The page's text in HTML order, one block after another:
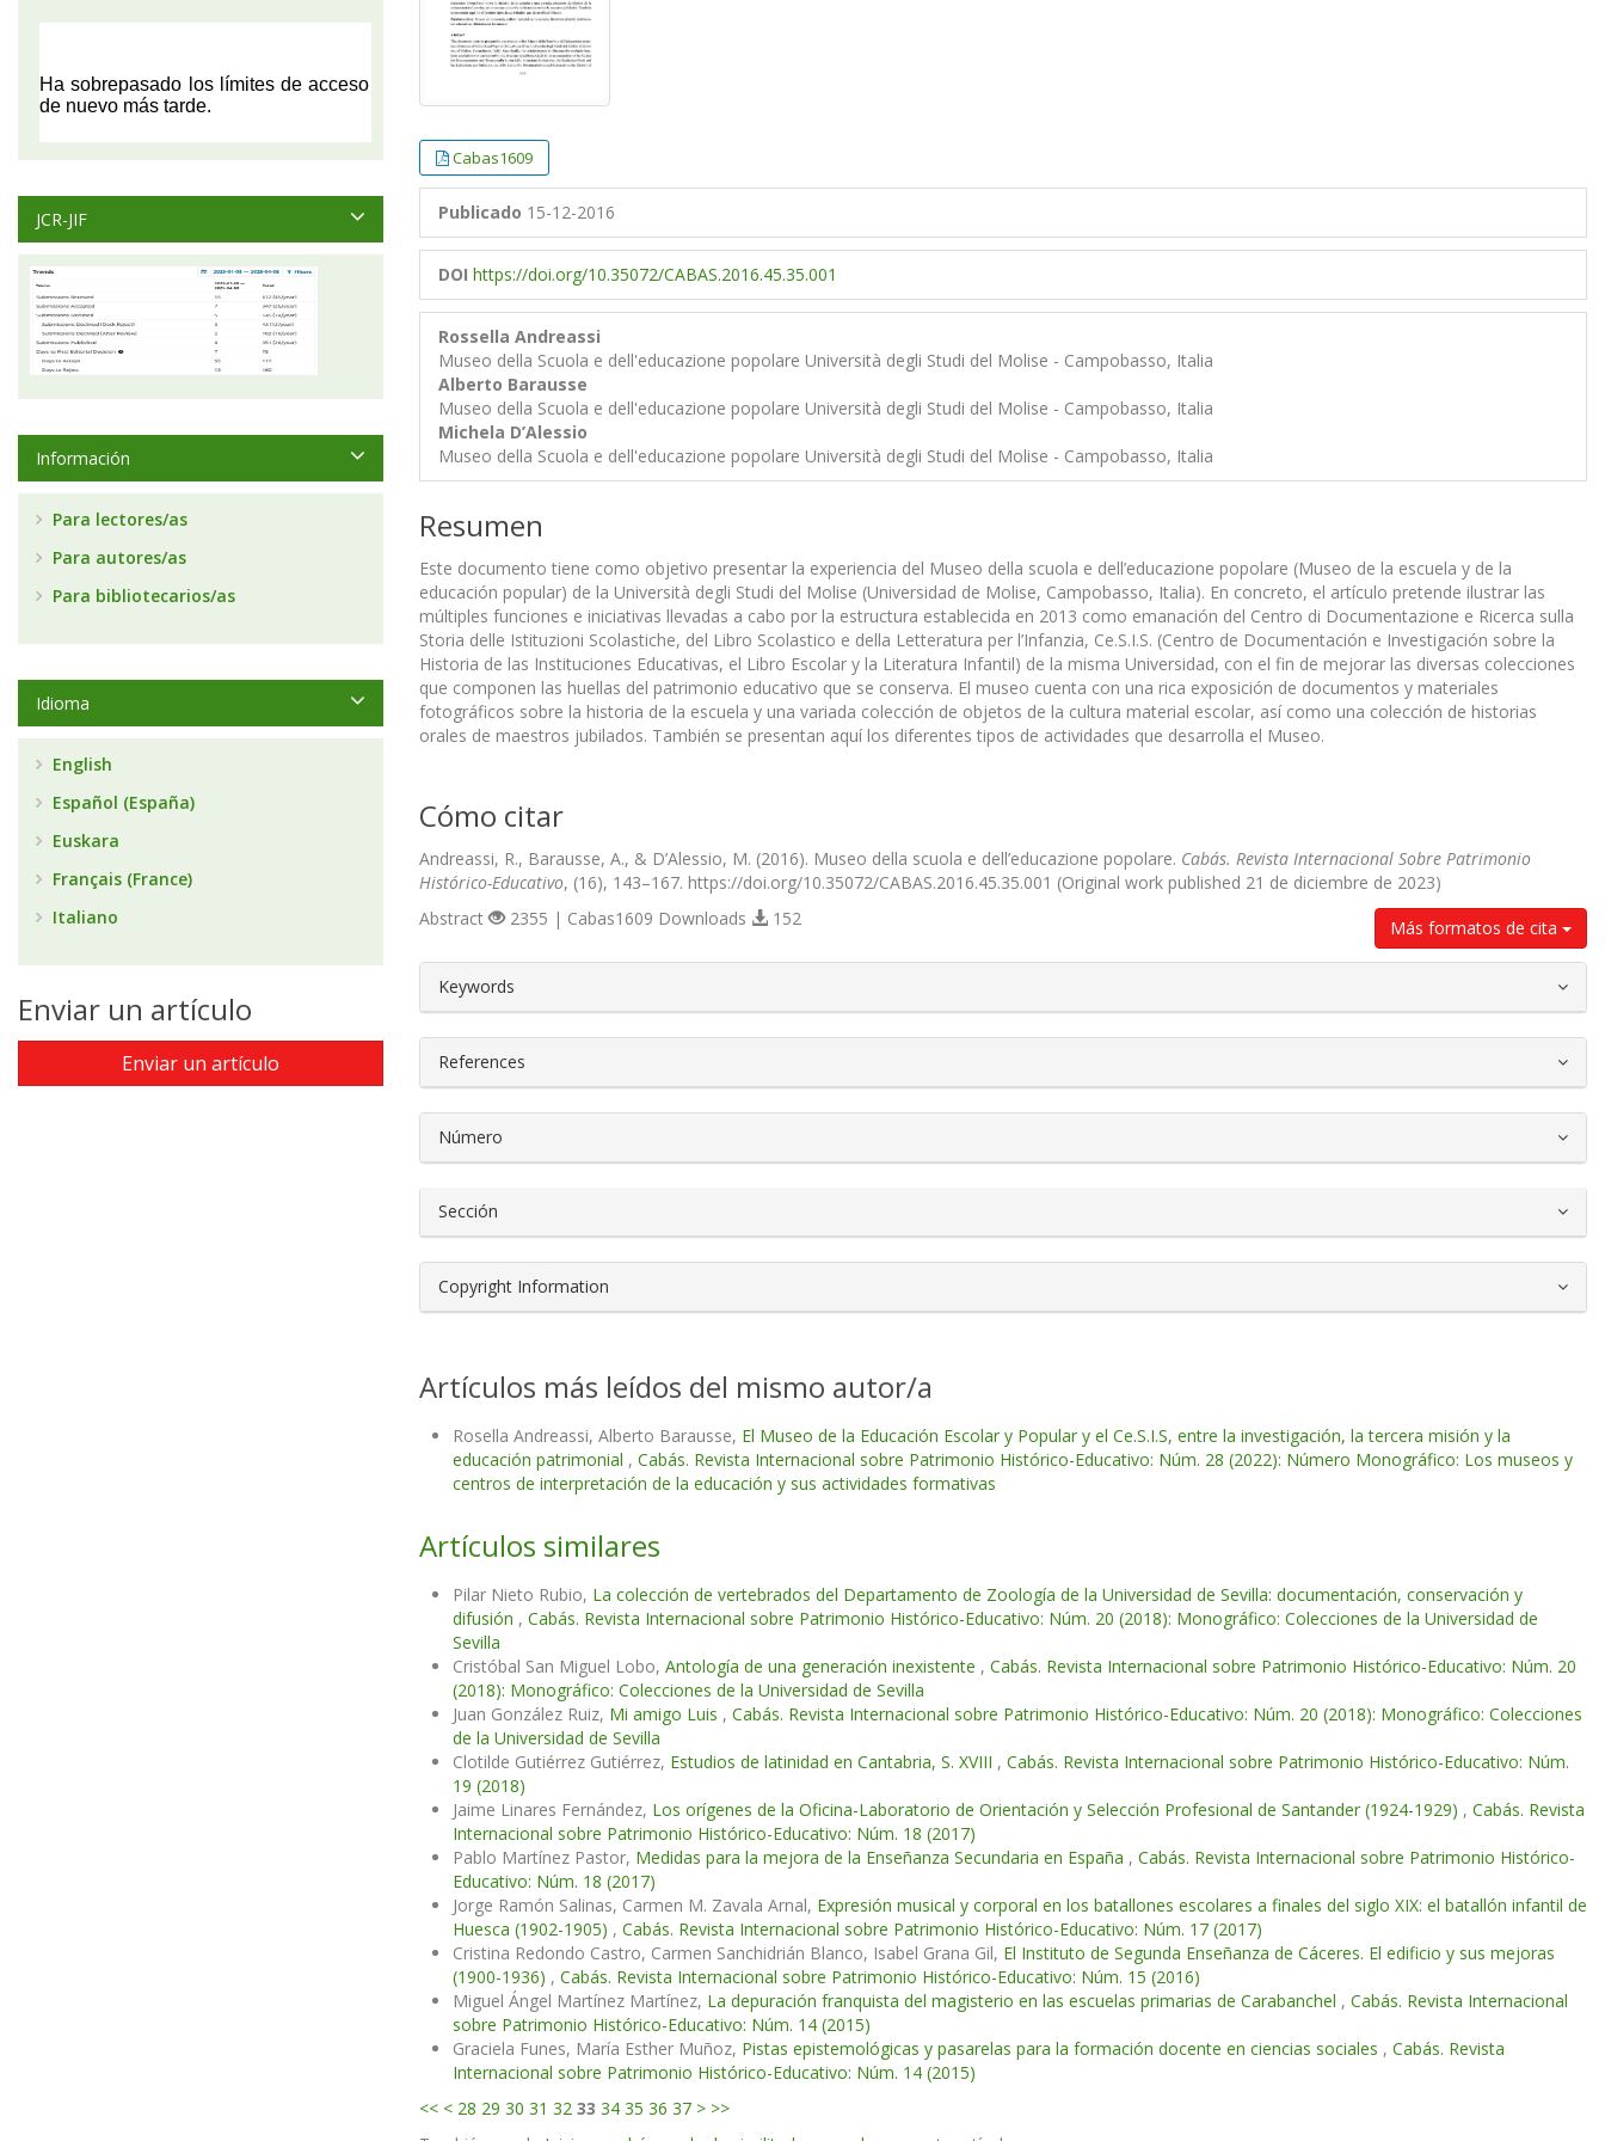
Cabas1609
Publicado 15-12-2016
DOI https://doi.org/10.35072/CABAS.2016.45.35.001
Rossella Andreassi
Museo della Scuola e dell'educazione popolare Università degli Studi del Molise - Campobasso, Italia
Alberto Barausse
Museo della Scuola e dell'educazione popolare Università degli Studi del Molise - Campobasso, Italia
Michela D’Alessio
Museo della Scuola e dell'educazione popolare Università degli Studi del Molise - Campobasso, Italia
Resumen
Este documento tiene como objetivo presentar la experiencia del Museo della scuola e dell’educazione popolare (Museo de la escuela y de la
educación popular) de la Università degli Studi del Molise (Universidad de Molise, Campobasso, Italia). En concreto, el artículo pretende ilustrar las
múltiples funciones e iniciativas llevadas a cabo por la estructura establecida en 2013 como emanación del Centro di Documentazione e Ricerca sulla
Storia delle Istituzioni Scolastiche, del Libro Scolastico e della Letteratura per l’Infanzia, Ce.S.I.S. (Centro de Documentación e Investigación sobre la
Historia de las Instituciones Educativas, el Libro Escolar y la Literatura Infantil) de la misma Universidad, con el fin de mejorar las diversas colecciones
que componen las huellas del patrimonio educativo que se conserva. El museo cuenta con una rica exposición de documentos y materiales
fotográficos sobre la historia de la escuela y una variada colección de objetos de la cultura material escolar, así como una colección de historias
orales de maestros jubilados. También se presentan aquí los diferentes tipos de actividades que desarrolla el Museo.
Cómo citar
Andreassi, R., Barausse, A., & D’Alessio, M. (2016). Museo della scuola e dell’educazione popolare. Cabás. Revista Internacional Sobre Patrimonio
Histórico-Educativo, (16), 143–167. https://doi.org/10.35072/CABAS.2016.45.35.001 (Original work published 21 de diciembre de 2023)
Más formatos de cita
Abstract 2355 | Cabas1609 Downloads 152
##plugins.themes.bootstrap3.article.details##
Keywords
References
Número
Sección
Copyright Information
Artículos más leídos del mismo autor/a
Rosella Andreassi, Alberto Barausse, El Museo de la Educación Escolar y Popular y el Ce.S.I.S, entre la investigación, la tercera misión y la
educación patrimonial , Cabás. Revista Internacional sobre Patrimonio Histórico-Educativo: Núm. 28 (2022): Número Monográfico: Los museos y
centros de interpretación de la educación y sus actividades formativas
Artículos similares
Pilar Nieto Rubio, La colección de vertebrados del Departamento de Zoología de la Universidad de Sevilla: documentación, conservación y
difusión , Cabás. Revista Internacional sobre Patrimonio Histórico-Educativo: Núm. 20 (2018): Monográfico: Colecciones de la Universidad de
Sevilla
Cristóbal San Miguel Lobo, Antología de una generación inexistente , Cabás. Revista Internacional sobre Patrimonio Histórico-Educativo: Núm. 20
(2018): Monográfico: Colecciones de la Universidad de Sevilla
Juan González Ruiz, Mi amigo Luis , Cabás. Revista Internacional sobre Patrimonio Histórico-Educativo: Núm. 20 (2018): Monográfico: Colecciones
de la Universidad de Sevilla
Clotilde Gutiérrez Gutiérrez, Estudios de latinidad en Cantabria, S. XVIII , Cabás. Revista Internacional sobre Patrimonio Histórico-Educativo: Núm.
19 (2018)
Jaime Linares Fernández, Los orígenes de la Oficina-Laboratorio de Orientación y Selección Profesional de Santander (1924-1929) , Cabás. Revista
Internacional sobre Patrimonio Histórico-Educativo: Núm. 18 (2017)
Pablo Martínez Pastor, Medidas para la mejora de la Enseñanza Secundaria en España , Cabás. Revista Internacional sobre Patrimonio Histórico-
Educativo: Núm. 18 (2017)
Jorge Ramón Salinas, Carmen M. Zavala Arnal, Expresión musical y corporal en los batallones escolares a finales del siglo XIX: el batallón infantil de
Huesca (1902-1905) , Cabás. Revista Internacional sobre Patrimonio Histórico-Educativo: Núm. 17 (2017)
Cristina Redondo Castro, Carmen Sanchidrián Blanco, Isabel Grana Gil, El Instituto de Segunda Enseñanza de Cáceres. El edificio y sus mejoras
(1900-1936) , Cabás. Revista Internacional sobre Patrimonio Histórico-Educativo: Núm. 15 (2016)
Miguel Ángel Martínez Martínez, La depuración franquista del magisterio en las escuelas primarias de Carabanchel , Cabás. Revista Internacional
sobre Patrimonio Histórico-Educativo: Núm. 14 (2015)
Graciela Funes, María Esther Muñoz, Pistas epistemológicas y pasarelas para la formación docente en ciencias sociales , Cabás. Revista
Internacional sobre Patrimonio Histórico-Educativo: Núm. 14 (2015)
<< < 28 29 30 31 32 33 34 35 36 37 > >>
JCR-JIF
Información
Para lectores/as
Para autores/as
Para bibliotecarios/as
Idioma
English
Español (España)
Euskara
Français (France)
Italiano
Enviar un artículo
Enviar un artículo